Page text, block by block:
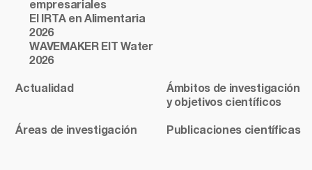
empresariales
El IRTA en Alimentaria
2026
WAVEMAKER EIT Water
2026
Actualidad
Ámbitos de investigación
y objetivos científicos
Áreas de investigación Publicaciones científicas